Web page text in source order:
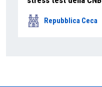
Repubblica Ceca